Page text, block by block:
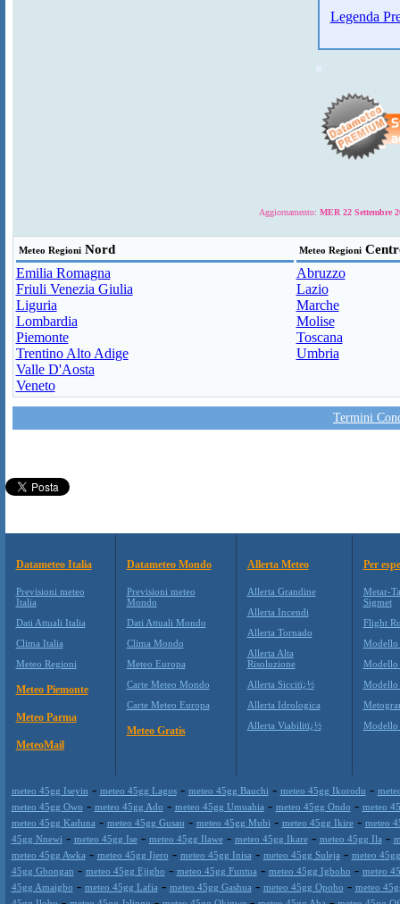
Legenda
Aggiornamento: MER 22 Settembre
Meteo RegioniNord Meteo Regioni
Emilia Romagna
Friuli Venezia Giulia
Liguria
Lombardia
Piemonte
Trentino Alto Adige
Valle D'Aosta
Veneto
Abruzzo
Lazio
Marche
Molise
Toscana
Umbria
Termini
Datameteo Italia
Previsioni meteo
Italia
Dati Attuali Italia
Clima Italia
Meteo Regioni
Meteo Piemonte
Meteo Parma
MeteoMail
Datameteo Mondo
Previsioni meteo
Mondo
Dati Attuali Mondo
Clima Mondo
Meteo Europa
Carte Meteo Mondo
Carte Meteo Europa
Meteo Gratis
Allerta Meteo
Allerta Grandine
Allerta Incendi
Allerta Tornado
Allerta Alta
Risoluzione
Allerta Siccitï¿½
Allerta Idrologica
Allerta Viabilitï¿½
Per
Metar-
Sigmet
Flight
Modello
Modello
Modello
Modello
meteo 45gg Iseyin - meteo 45gg Lagos- meteo 45gg Bauchi - meteo 45gg Ikorodu -
meteo 45gg Owo - meteo 45gg Ado - meteo 45gg Umuahia - meteo 45gg Ondo - meteo
meteo 45gg Kaduna - meteo 45gg Gusau - meteo 45gg Mubi - meteo 45gg Ikire- meteo
45gg Nnewi - meteo 45gg Ise- meteo 45gg Ilawe- meteo 45gg Ikare- meteo 45gg Ila -
meteo 45gg Awka - meteo 45gg Ijero - meteo 45gg Inisa - meteo 45gg Suleja - meteo
45gg Gbongan - meteo 45gg Ejigbo - meteo 45gg Funtua - meteo 45gg Igboho - meteo
45gg Amaigbo - meteo 45gg Lafia - meteo 45gg Gashua - meteo 45gg Opobo - meteo